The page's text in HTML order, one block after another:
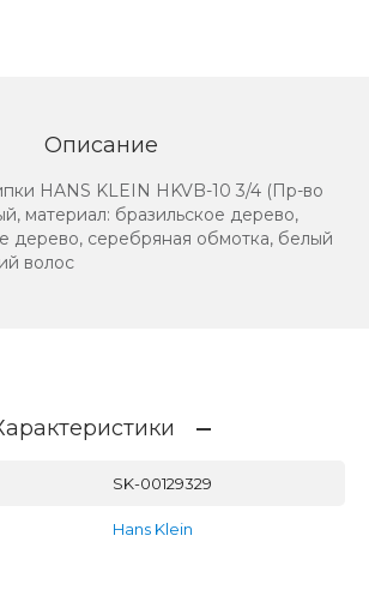
Описание
HANS KLEIN HKVB-10 3/4 (Пр-во
материал: бразильское дерево,
дерево, серебряная обмотка, белый
волос
SK-00129329
Hans Klein